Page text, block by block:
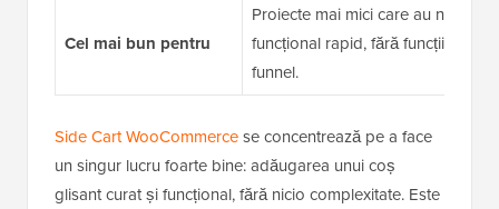
Cel mai bun pentru
Proiecte mai mici care au nevoie
funcțional rapid, fără funcții
funnel.
Side Cart WooCommercese concentrează pe a face
un singur lucru foarte bine: adăugarea unui coș
glisant curat și funcțional, fără nicio complexitate. Este